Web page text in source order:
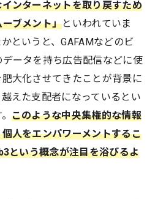
ンターネットを取り戻すため
ブメント」といわれていま
というと、GAFAMなどのビ
ータを持ち広告配信などに使
大化させてきたことが背景に
えた支配者になっているとい
このような中央集権的な情報
人をエンパワーメントするこ
という概念が注目を浴びるよ